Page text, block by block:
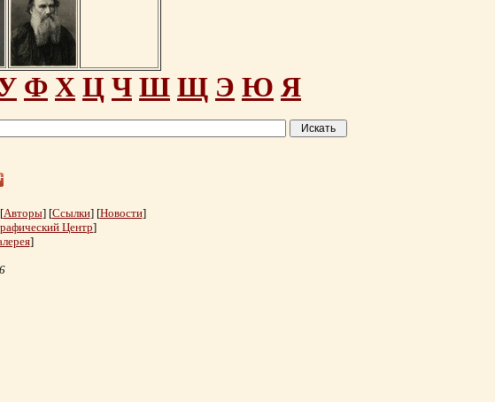
Ф Х Ц Ч Ш Щ Э Ю Я
Авторы] [Ссылки] [Новости]
Центр]
]